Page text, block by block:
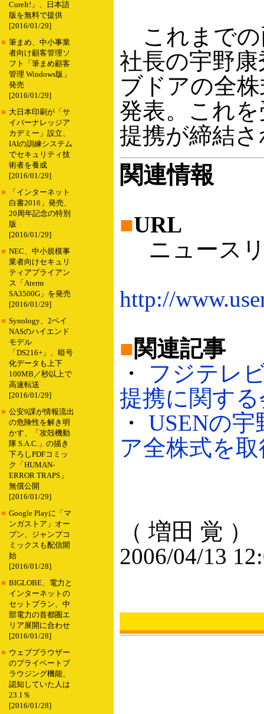
CureIt!」、日本語
版を無料で提供
[2016/01/29]
■ 筆まめ、中小事業
者向け顧客管理ソ
フト「筆まめ顧客
管理 Windows版」
発売
[2016/01/29]
■ 大日本印刷が「サ
イバーナレッジア
カデミー」設立、
IAIの訓練システム
でセキュリティ技
術者を養成
[2016/01/29]
■
「インターネット
白書2016」発売、
20周年記念の特別
版
[2016/01/29]
■ NEC、中小規模事
業者向けセキュリ
ティアプライアン
ス「Aterm
SA3500G」を発売
[2016/01/29]
■ Synology、2ベイ
NASのハイエンド
モデル
「DS216+」、暗号
化データも上下
100MB／秒以上で
高速転送
[2016/01/29]
■ 公安9課が情報流出
の危険性を解き明
かす、「攻殻機動
隊 S.A.C.」の描き
下ろしPDFコミッ
ク「HUMAN-
ERROR TRAPS」
無償公開
[2016/01/29]
■ Google Playに「マ
ンガストア」オー
プン、ジャンプコ
ミックスも配信開
始
[2016/01/28]
■ BIGLOBE、電力と
インターネットの
セットプラン、中
部電力の首都圏エ
リア展開に合わせ
[2016/01/28]
■ ウェブブラウザー
のプライベートブ
ラウジング機能、
認知していた人は
23.1％
[2016/01/28]
これまでの
社長の宇野
ブドアの全
発表。これ
提携が締結
関連情報
■URL
ニュースリ
http://
■関連記事
・ フジテレ
提携に関する
・ USENの
ア全株式を取
（ 増田 覚 ）
2006/04/13